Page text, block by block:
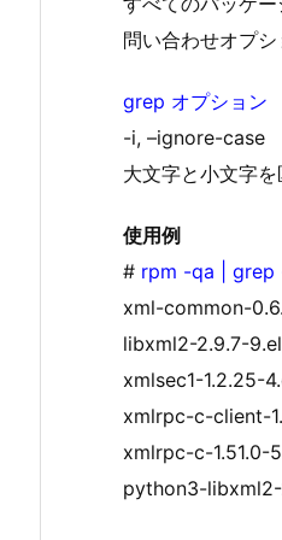
問い合わせオプ
grep オプション
-i, –ignore-case
大文字と小文字
使用例
# rpm -qa | grep
xml-common-
libxml2-2.9.7-
xmlsec1-1.2.25-
xmlrpc-c-client-
xmlrpc-c-1.51.0-
python3-